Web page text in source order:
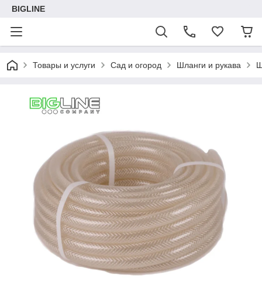
BIGLINE
Товары и услуги Сад и огород Шланги и рукава